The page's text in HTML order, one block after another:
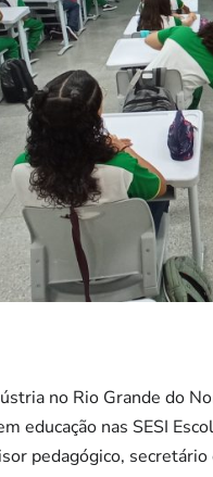
no Rio Grande do
educação nas SESI
pedagógico,